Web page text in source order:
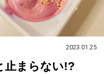
2023.01.25
止まらない!?